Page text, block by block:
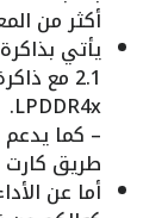
أكثر من
LPDDR4x.
– كما يدعم
طريق كارت
أما عن